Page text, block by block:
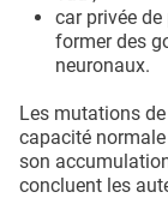
car privée
former des
neuronaux.
Les mutations
capacité
son
concluent les